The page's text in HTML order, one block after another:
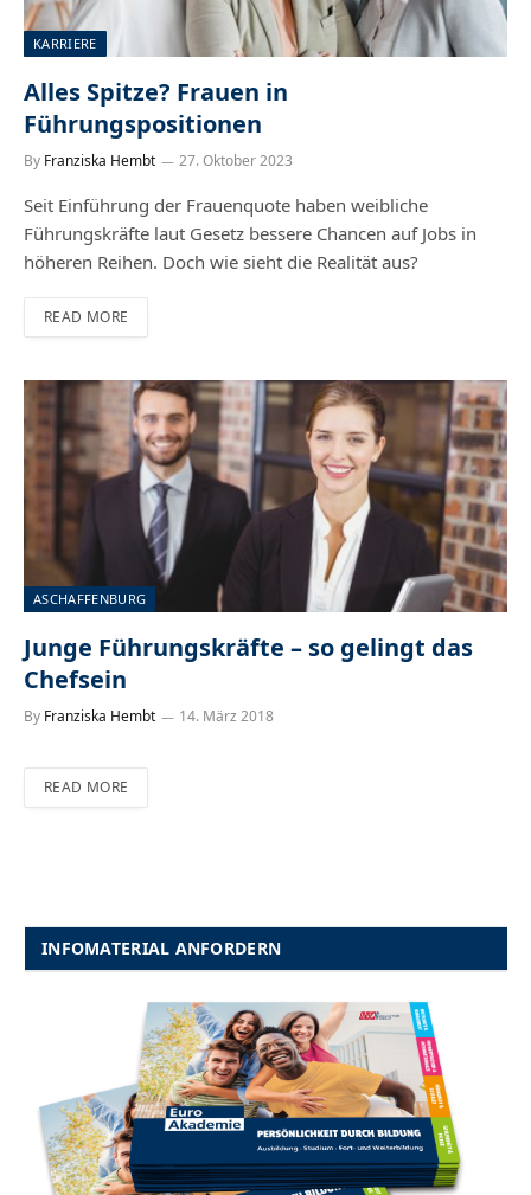
KARRIERE
Alles Spitze? Frauen in
Führungspositionen
By Franziska Hembt 27. Oktober 2023
Seit Einführung der Frauenquote haben weibliche
Führungskräfte laut Gesetz bessere Chancen auf Jobs in
höheren Reihen. Doch wie sieht die Realität aus?
READ MORE
ASCHAFFENBURG
Junge Führungskräfte – so gelingt das
Chefsein
By Franziska Hembt 14. März 2018
READ MORE
INFOMATERIAL ANFORDERN